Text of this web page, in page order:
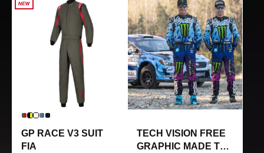
GP RACE V3 SUIT
FIA
TECH VISION FREE
GRAPHIC MADE TO